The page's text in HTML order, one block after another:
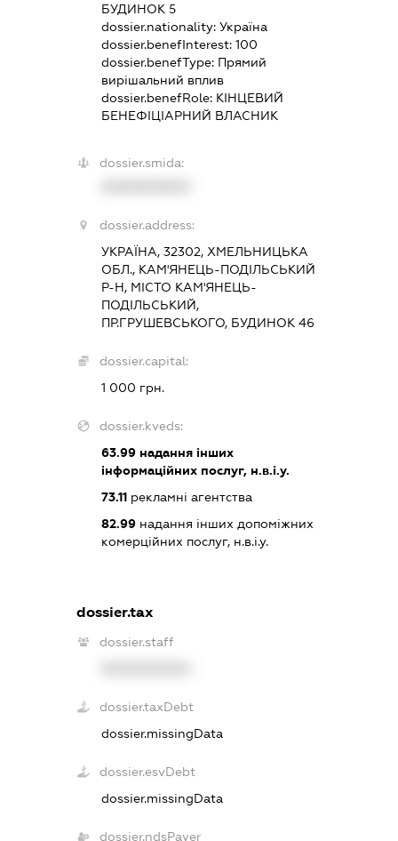
БУДИНОК 5
dossier.nationality:Україна
dossier.benefInterest:100
dossier.benefType: Прямий
вирішальний вплив
dossier.benefRole: КІНЦЕВИЙ
БЕНЕФІЦІАРНИЙ ВЛАСНИК
dossier.smida:
dossier.address:
УКРАЇНА, 32302, ХМЕЛЬНИЦЬКА
ОБЛ., КАМ'ЯНЕЦЬ-ПОДІЛЬСЬКИЙ
Р-Н, МІСТО КАМ'ЯНЕЦЬ-
ПОДІЛЬСЬКИЙ,
ПР.ГРУШЕВСЬКОГО, БУДИНОК 46
dossier.capital:
1 000 грн.
dossier.kveds:
63.99 надання інших
інформаційних послуг, н.в.і.у.
73.11 рекламні агентства
82.99 надання інших допоміжних
комерційних послуг, н.в.і.у.
dossier.tax
dossier.staff
dossier.taxDebt
dossier.missingData
dossier.esvDebt
dossier.missingData
dossier.ndsPayer